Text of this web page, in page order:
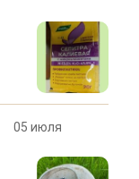
05 июля